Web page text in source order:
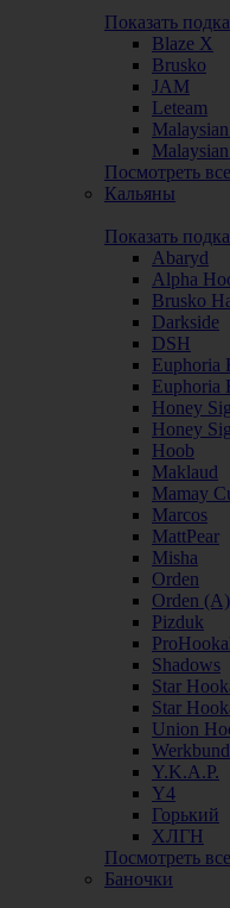
Показать
Blaze X
Brusko
JAM
Leteam
Посмотреть
Кальяны
Показать
Abaryd
Alpha
Brusko
Darkside
DSH
Euphoria
Euphoria
Honey
Honey
Hoob
Maklaud
Mamay
Marcos
MattPear
Misha
Orden
Orden (А)
Pizduk
Shadows
Star
Star
Union
Y.K.A.P.
Y4
Горький
ХЛГН
Посмотреть
Баночки